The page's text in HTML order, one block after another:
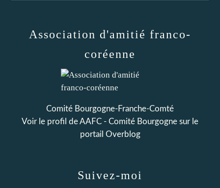
Association d'amitié franco-
coréenne
Comité Bourgogne-Franche-Comté
Voir le profil deAAFC - Comité Bourgogne sur le
portail Overblog
Suivez-moi